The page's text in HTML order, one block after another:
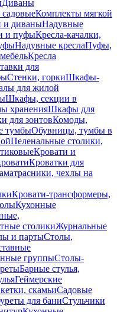
Диваны
Комплекты мягкой
и диваныНадувные
и пуфыКресла-качалки,
Надувные креслаПуфы,
Кресла
для
Стенки, горкиШкафы-
для жилой
Шкафы, секции в
храненияШкафы для
для зонтовКомоды,
тумбыОбувницы, тумбы в
Пеленальные столики,
Кровати и
Кроватки для
чехлы на
Кровати-трансформеры,
Кухонные
столикиЖурнальные
и партыСтолы,
группыСтолы-
Барные стулья,
Геймерские
скамьиСадовые
для баниСтульчики